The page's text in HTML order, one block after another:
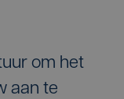
om het
aan te